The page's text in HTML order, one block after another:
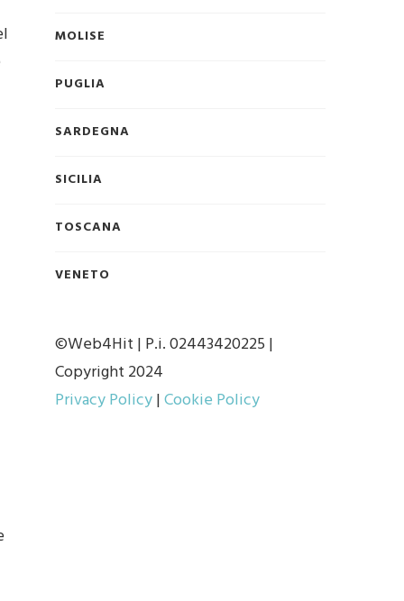
MOLISE
PUGLIA
SARDEGNA
SICILIA
TOSCANA
VENETO
©Web4Hit | P.i. 02443420225 |
Copyright 2024
Privacy Policy|Cookie Policy